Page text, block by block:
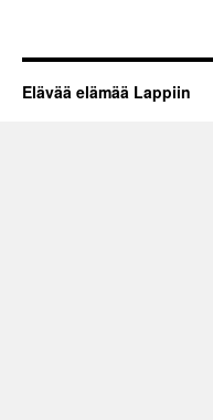
Elävää elämää Lappiin